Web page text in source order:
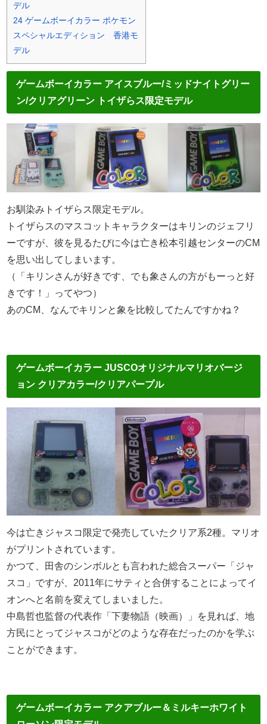
デル
24 ゲームボーイカラー ポケモン
スペシャルエディション 香港モ
デル
ゲームボーイカラー アイスブルー/ミッドナイトグリー
ン/クリアグリーン
トイザらス限定モデル
お馴染みトイザらス限定モデル。
トイザらスのマスコットキャラクターはキリンのジェフリ
ーですが、彼を見るたびに今は亡き松本引越センターのCM
を思い出してしまいます。
（「キリンさんが好きです、でも象さんの方がもーっと好
きです！」ってやつ）
あのCM、なんでキリンと象を比較してたんですかね？
ゲームボーイカラー JUSCOオリジナルマリオバージ
ョン クリアカラー/クリアパープル
今は亡きジャスコ限定で発売していたクリア系2種。マリオ
がプリントされています。
かつて、田舎のシンボルとも言われた総合スーパー「ジャ
スコ」ですが、2011年にサティと合併することによってイ
オンへと名前を変えてしまいました。
中島哲也監督の代表作「下妻物語（映画）」を見れば、地
方民にとってジャスコがどのような存在だったのかを学ぶ
ことができます。
ゲームボーイカラー アクアブルー＆ミルキーホワイト